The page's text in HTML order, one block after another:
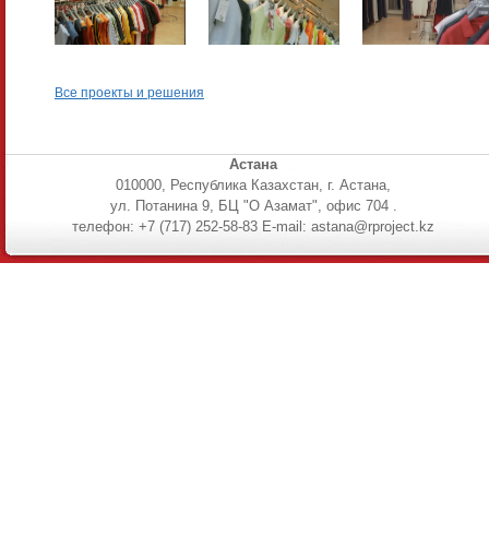
Все проекты и решения
Астана
010000, Республика Казахстан, г. Астана,
ул. Потанина 9, БЦ "О Азамат", офис 704 .
телефон: +7 (717) 252-58-83 E-mail: astana@rproject.kz